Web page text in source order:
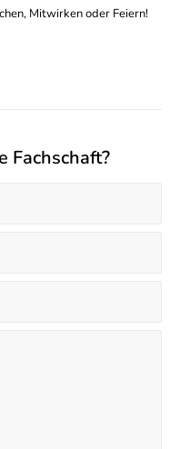
Mitwirken oder Feiern!
Fachschaft?